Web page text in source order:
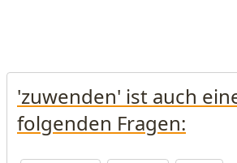
'zuwenden' ist auch
folgenden Fragen: